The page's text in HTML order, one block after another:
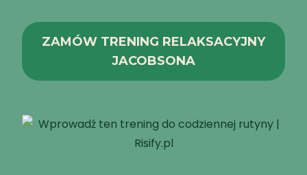
ZAMÓW TRENING RELAKSACYJNY
JACOBSONA